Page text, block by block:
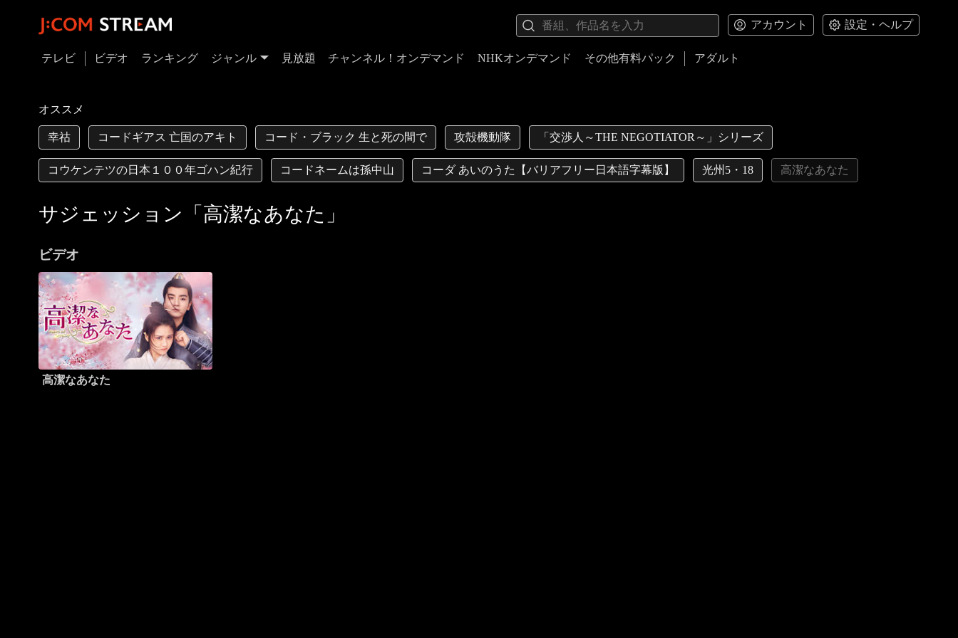
アカウント 設定・ヘルプ
テレビ ビデオ ランキング ジャンル 見放題 チャンネル！オンデマンド NHKオンデマンド その他有料パック アダルト
オススメ
幸祜 コードギアス 亡国のアキト コード・ブラック 生と死の間で 攻殻機動隊 「交渉人～THE NEGOTIATOR～」シリーズ
コウケンテツの日本１００年ゴハン紀行 コードネームは孫中山 コーダ あいのうた【バリアフリー日本語字幕版】 光州5・18 高潔なあなた
サジェッション「高潔なあなた」
ビデオ
高潔なあなた